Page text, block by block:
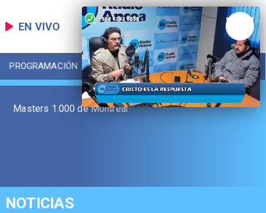
EN VIVO
PROGRAMACIÓN LOCAL DEPORTES
Masters 1.000 de Montreal
NOTICIAS